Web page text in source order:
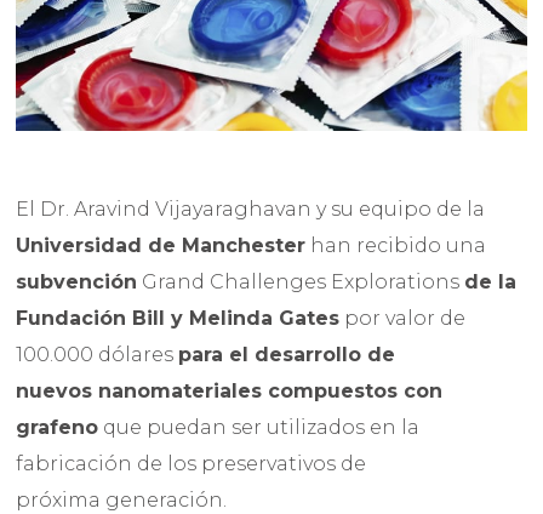
El Dr. Aravind Vijayaraghavan y su equipo de la
Universidad de Manchester han recibido una
subvención Grand Challenges Explorations de la
Fundación Bill y Melinda Gates por valor de
100.000 dólares para el desarrollo de
nuevos nanomateriales compuestos con
grafeno que puedan ser utilizados en la
fabricación de los preservativos de
próxima generación.